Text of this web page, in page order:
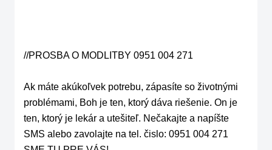
//PROSBA O MODLITBY 0951 004 271
Ak máte akúkoľvek potrebu, zápasíte so životnými
problémami, Boh je ten, ktorý dáva riešenie. On je
ten, ktorý je lekár a utešiteľ. Nečakajte a napíšte
SMS alebo zavolajte na tel. čislo: 0951 004 271